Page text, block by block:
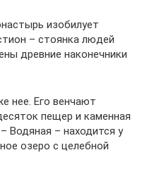
изобилует
– стоянка людей
древние наконечники
нее. Его венчают
пещер и каменная
Водяная – находится у
озеро с целебной